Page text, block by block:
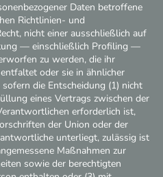
Daten betroffene
Richtlinien- und
nicht einer ausschließlich auf
— einschließlich Profiling —
zu werden, die ihr
oder sie in ähnlicher
die Entscheidung (1) nicht
eines Vertrags zwischen der
erforderlich ist,
der Union oder der
unterliegt, zulässig ist
Maßnahmen zur
sowie der berechtigten